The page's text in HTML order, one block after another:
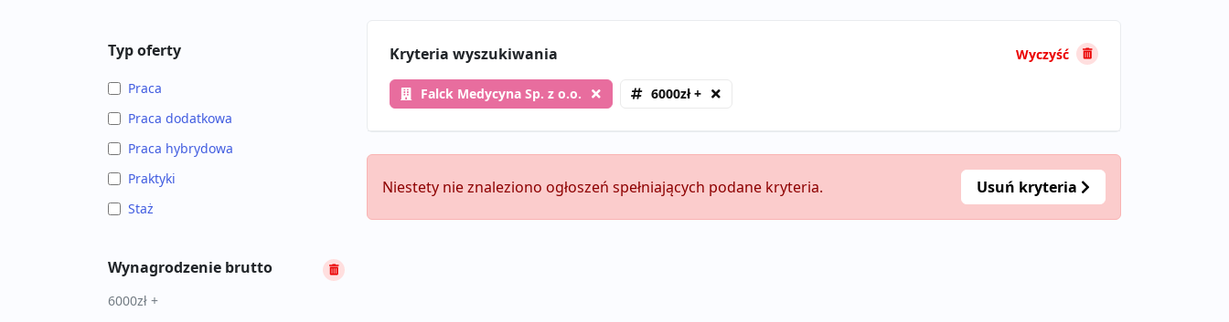
Typ oferty
Praca
Praca dodatkowa
Praca hybrydowa
Praktyki
Staż
Wynagrodzenie brutto
6000zł +
Kryteria wyszukiwania Wyczyść
Falck Medycyna Sp. z o.o. 6000zł +
Niestety nie znaleziono ogłoszeń spełniających podane kryteria. Usuń kryteria